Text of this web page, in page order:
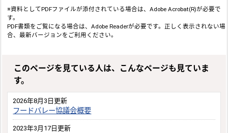
※資料としてPDFファイルが添付されている場合は、Adobe Acrobat(R)が必要で
す。
PDF書類をご覧になる場合は、Adobe Readerが必要です。正しく表示されない場
合、最新バージョンをご利用ください。
このページを見ている人は、こんなページも見ていま
す。
2026年8月3日更新
フードバレー協議会概要
2023年3月17日更新